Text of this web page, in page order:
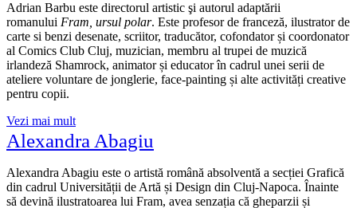
Adrian Barbu este directorul artistic şi autorul adaptării
romanului Fram, ursul polar. Este profesor de franceză, ilustrator de
carte si benzi desenate, scriitor, traducător, cofondator și coordonator
al Comics Club Cluj, muzician, membru al trupei de muzică
irlandeză Shamrock, animator și educator în cadrul unei serii de
ateliere voluntare de jonglerie, face-painting și alte activități creative
pentru copii.
Vezi mai mult
Alexandra Abagiu
Alexandra Abagiu este o artistă română absolventă a secției Grafică
din cadrul Universității de Artă și Design din Cluj-Napoca. Înainte
să devină ilustratoarea lui Fram, avea senzația că gheparzii și